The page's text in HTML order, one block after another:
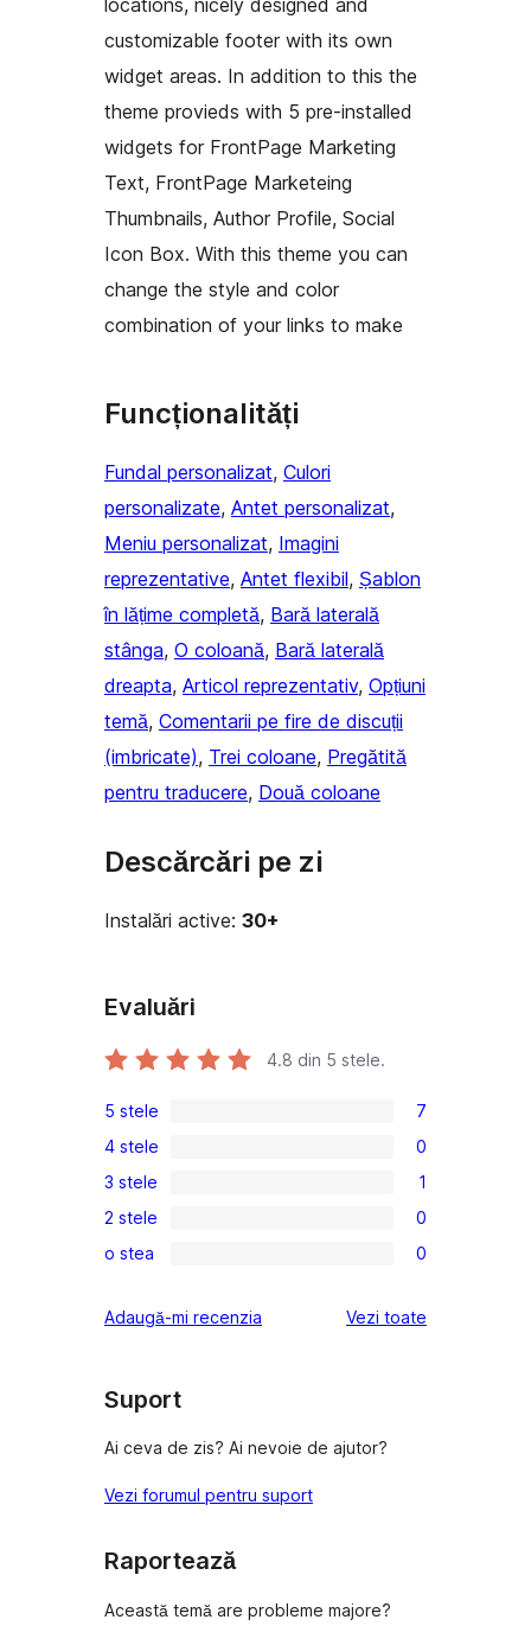
locations, nicely designed and
customizable footer with its own
widget areas. In addition to this the
theme provieds with 5 pre-installed
widgets for FrontPage Marketing
Text, FrontPage Marketeing
Thumbnails, Author Profile, Social
Icon Box. With this theme you can
change the style and color
combination of your links to make
Funcționalități
Fundal personalizat, Culori
personalizate, Antet personalizat
Meniu personalizat, Imagini
reprezentative, Antet flexibil, Șablon
în lățime completă, Bară laterală
stânga, O coloană, Bară laterală
dreapta, Articol reprezentativ, Opțiuni
temă, Comentarii pe fire de discuții
(imbricate), Trei coloane, Pregătită
pentru traducere, Două coloane
Descărcări pe zi
Instalări active: 30+
Evaluări
4.8 din 5 stele.
7
5
–
recenzii
(stele)
5 stele 7
0
4
–
recenzii
4 stele 0
1
3
–
(stele)
3 stele 1
0
2
recenzii
2 stele 0
0
–
(stele)
o stea 0
Adaugă-mi recenzia Vezi toate
Suport
Ai ceva de zis? Ai nevoie de ajutor?
Vezi forumul pentru suport
Raportează
Această temă are probleme majore?